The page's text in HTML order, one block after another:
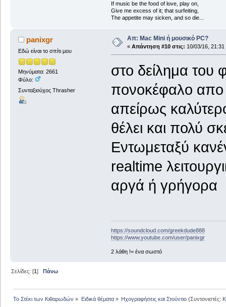
If music be the food of love, play on,
Give me excess of it; that surfeiting,
The appetite may sicken, and so die...
panixgr
Εδώ είναι το σπίτι μου
Μηνύματα: 2661
Φύλο:
Συνταξιούχος Thrasher
Απ: Mac Mini ή μουσικό PC?
« Απάντηση #10 στις: 10/03/16, 21:31
στο δείλημα του
πονοκέφαλο απο
απείρως
θέλει και πολύ
Εντωμεταξύ
realtime
αργά ή γρήγορα
https://soundcloud.com/greekdude888
https://www.youtube.com/user/panixgr
2 λάθη != ένα σωστό
Σελίδες: [1]Πάνω
Το Στέκι των Κιθαρωδών » Ειδικά θέματα» Ηχογραφήσεις και Στούντιο(Συντονιστές: